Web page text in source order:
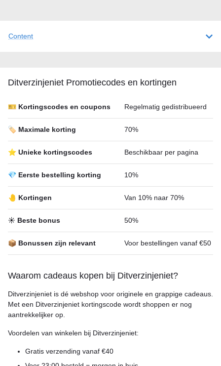
Content
Ditverzinjeniet Promotiecodes en kortingen
🎫 Kortingscodes en coupons Regelmatig gedistribueerd
🏷️ Maximale korting 70%
⭐ Unieke kortingscodes Beschikbaar per pagina
💎 Eerste bestelling korting 10%
🤚 Kortingen Van 10% naar 70%
☀️ Beste bonus 50%
📦 Bonussen zijn relevant Voor bestellingen vanaf €50
Waarom cadeaus kopen bij Ditverzinjeniet?
Ditverzinjeniet is dé webshop voor originele en grappige cadeaus.
Met een Ditverzinjeniet kortingscode wordt shoppen er nog
aantrekkelijker op.
Voordelen van winkelen bij Ditverzinjeniet:
Gratis verzending vanaf €40